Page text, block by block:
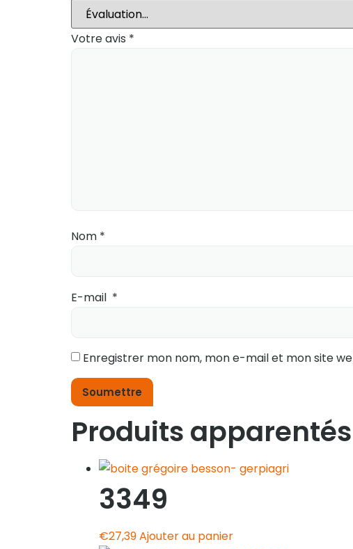
Votre avis *
Nom *
E-mail *
Enregistrer mon nom, mon e-mail et mon site
Produits apparentés
3349
€27,39Ajouter au panier